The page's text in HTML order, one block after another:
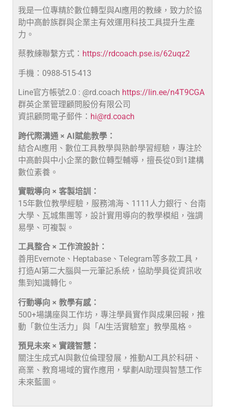
我是一位專精於數位轉型與AI應用的教練，致力於協
助中高齡族群與企業主有效運用科技工具提升生產
力。
蔡教練聯繫方式： https://rdcoach.pse.is/62uqz2
手機：0988-515-413
Line官方帳號2.0 : @rd.coach https://lin.ee/n4T9CGA
群英企業管理顧問股份有限公司
資訊顧問電子郵件： hi@rd.coach
跨代際溝通 × AI賦能教學：
結合AI應用、數位工具教學與熟齡學習經驗，專注於
中高齡與中小企業的數位轉型輔導，擅長從0到1建構
數位素養。
實戰導向 × 客製培訓：
15年數位教學經驗，服務鴻海、1111人力銀行、台南
大學、瓦城集團等，設計實用導向的教學模組，強調
易學、可複製。
工具整合 × 工作流設計：
善用Evernote、Heptabase、Telegram等多款工具，
打造AI第二大腦與一元筆記系統，協助學員從資訊收
集到知識轉化。
行動導向 × 教學有感：
500+場講座與工作坊，專注學員實作與成果回報，推
動「數位生活力」與「AI生活實驗室」教學風格。
預見未來 × 實踐智慧：
關注生成式AI與數位倫理發展，推動AI工具於科研、
商業、教育場域的實作應用，擘劃AI助理與智慧工作
未來藍圖。